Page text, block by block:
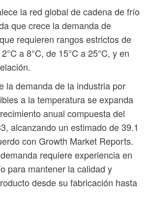
la red global de cadena de frío
que crece la demanda de
requieren rangos estrictos de
a 8°C, de 15°C a 25°C, y en
la demanda de la industria por
a la temperatura se expanda
anual compuesta del
alcanzando un estimado de 39.1
con Growth Market Reports.
requiere experiencia en
para mantener la calidad y
desde su fabricación hasta